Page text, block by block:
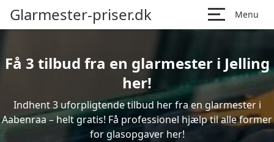
Glarmester-priser.dk Menu
Få 3 tilbud fra en glarmester i Jelling
her!
Indhent 3 uforpligtende tilbud her fra en glarmester i
Aabenraa – helt gratis! Få professionel hjælp til alle former
for glasopgaver her!